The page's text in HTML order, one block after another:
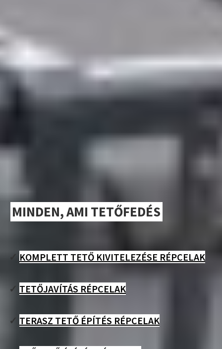
MINDEN, AMI TETŐFEDÉS
✓ KOMPLETT TETŐ KIVITELEZÉSE RÉPCELAK
✓ TETŐJAVÍTÁS RÉPCELAK
✓ TERASZ TETŐ ÉPÍTÉS RÉPCELAK